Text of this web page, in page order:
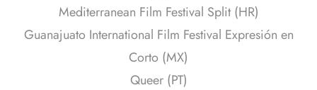
Mediterranean Film Festival Split (HR)
Guanajuato International Film Festival Expresión en
Corto (MX)
Queer (PT)